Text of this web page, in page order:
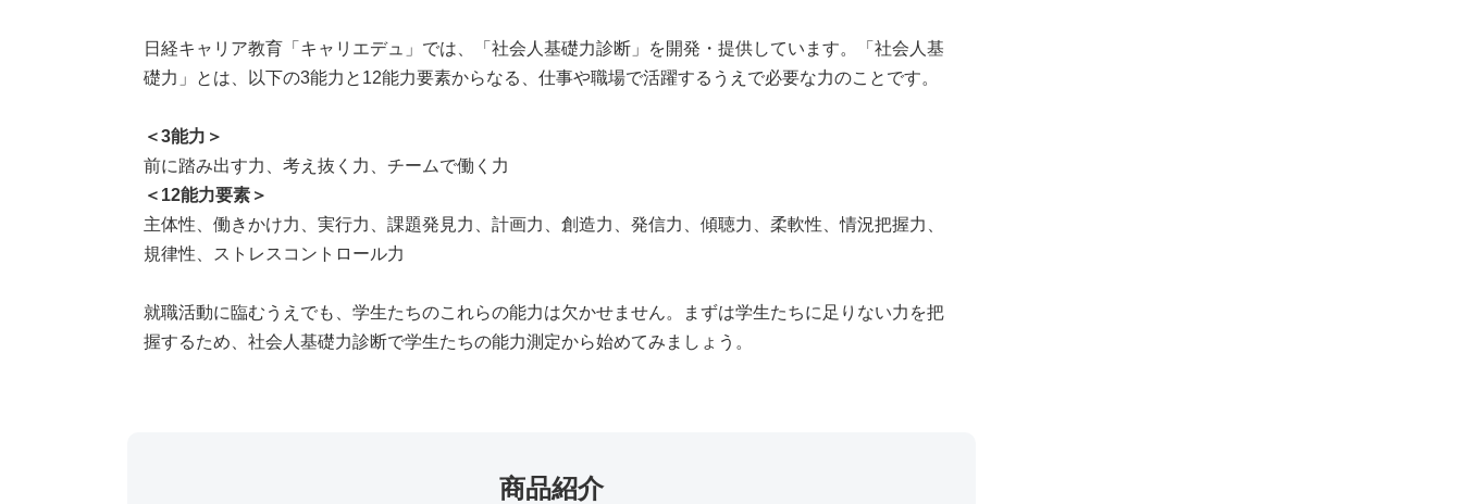
日経キャリア教育「キャリエデュ」では、「社会人基礎力診断」を開発・提供しています。「社会人基
礎力」とは、以下の3能力と12能力要素からなる、仕事や職場で活躍するうえで必要な力のことです。
＜3能力＞
前に踏み出す力、考え抜く力、チームで働く力
＜12能力要素＞
主体性、働きかけ力、実行力、課題発見力、計画力、創造力、発信力、傾聴力、柔軟性、情況把握力、
規律性、ストレスコントロール力
就職活動に臨むうえでも、学生たちのこれらの能力は欠かせません。まずは学生たちに足りない力を把
握するため、社会人基礎力診断で学生たちの能力測定から始めてみましょう。
商品紹介